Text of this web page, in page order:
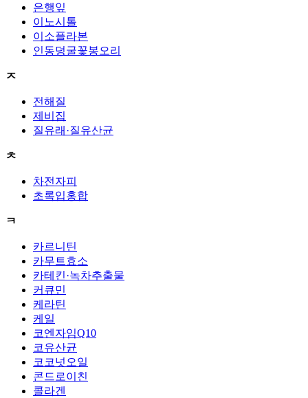
은행잎
이노시톨
이소플라본
인동덩굴꽃봉오리
ㅈ
전해질
제비집
질유래·질유산균
ㅊ
차전자피
초록입홍합
ㅋ
카르니틴
카무트효소
카테킨·녹차추출물
커큐민
케라틴
케일
코엔자임Q10
코유산균
코코넛오일
콘드로이친
콜라겐